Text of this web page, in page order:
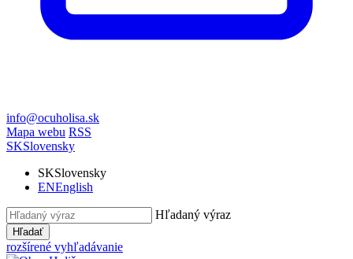
info@ocuholisa.sk
Mapa webu RSS
SKSlovensky
SKSlovensky
ENEnglish
Hľadaný výraz
Hľadať
rozšírené vyhľadávanie